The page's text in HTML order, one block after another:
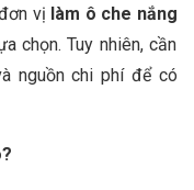
vị làm ô che nắng
chọn. Tuy nhiên, cần
nguồn chi phí để có